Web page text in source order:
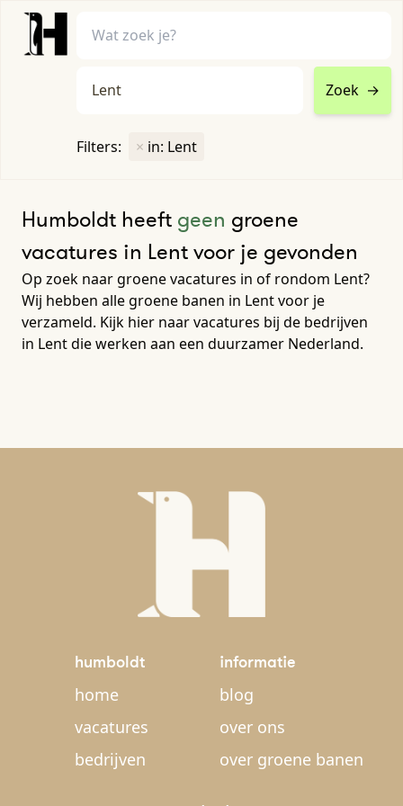
Zoek →
Filters: × in: Lent
Humboldt heeft geen groene
vacatures in Lent voor je gevonden
Op zoek naar groene vacatures in of rondom Lent?
Wij hebben alle groene banen in Lent voor je
verzameld. Kijk hier naar vacatures bij de bedrijven
in Lent die werken aan een duurzamer Nederland.
humboldt
home
vacatures
bedrijven
informatie
blog
over ons
over groene banen